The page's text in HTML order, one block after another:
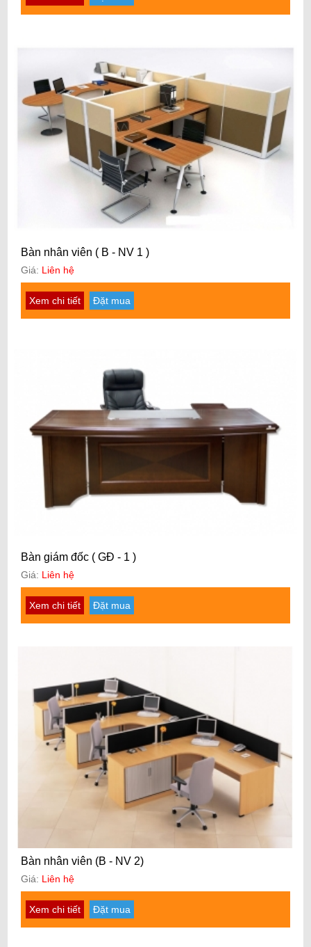
Bàn nhân viên ( B - NV 1 )
Giá: Liên hệ
Xem chi tiết Đặt mua
Bàn giám đốc ( GĐ - 1 )
Giá: Liên hệ
Xem chi tiết Đặt mua
Bàn nhân viên (B - NV 2)
Giá: Liên hệ
Xem chi tiết Đặt mua